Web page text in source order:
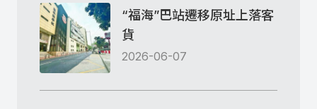
“福海”巴站遷移原址上落客
貨
2026-06-07